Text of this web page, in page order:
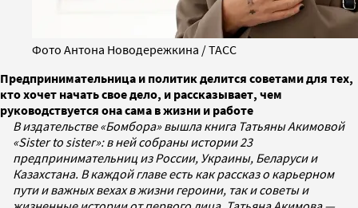
Фото Антона Новодережкина / ТАСС
Предпринимательница и политик делится советами для тех,
кто хочет начать свое дело, и рассказывает, чем
руководствуется она сама в жизни и работе
В издательстве «Бомбора» вышла книга Татьяны Акимовой
«Sister to sister»: в ней собраны истории 23
предпринимательниц из России, Украины, Беларуси и
Казахстана. В каждой главе есть как рассказ о карьерном
пути и важных вехах в жизни героини, так и советы и